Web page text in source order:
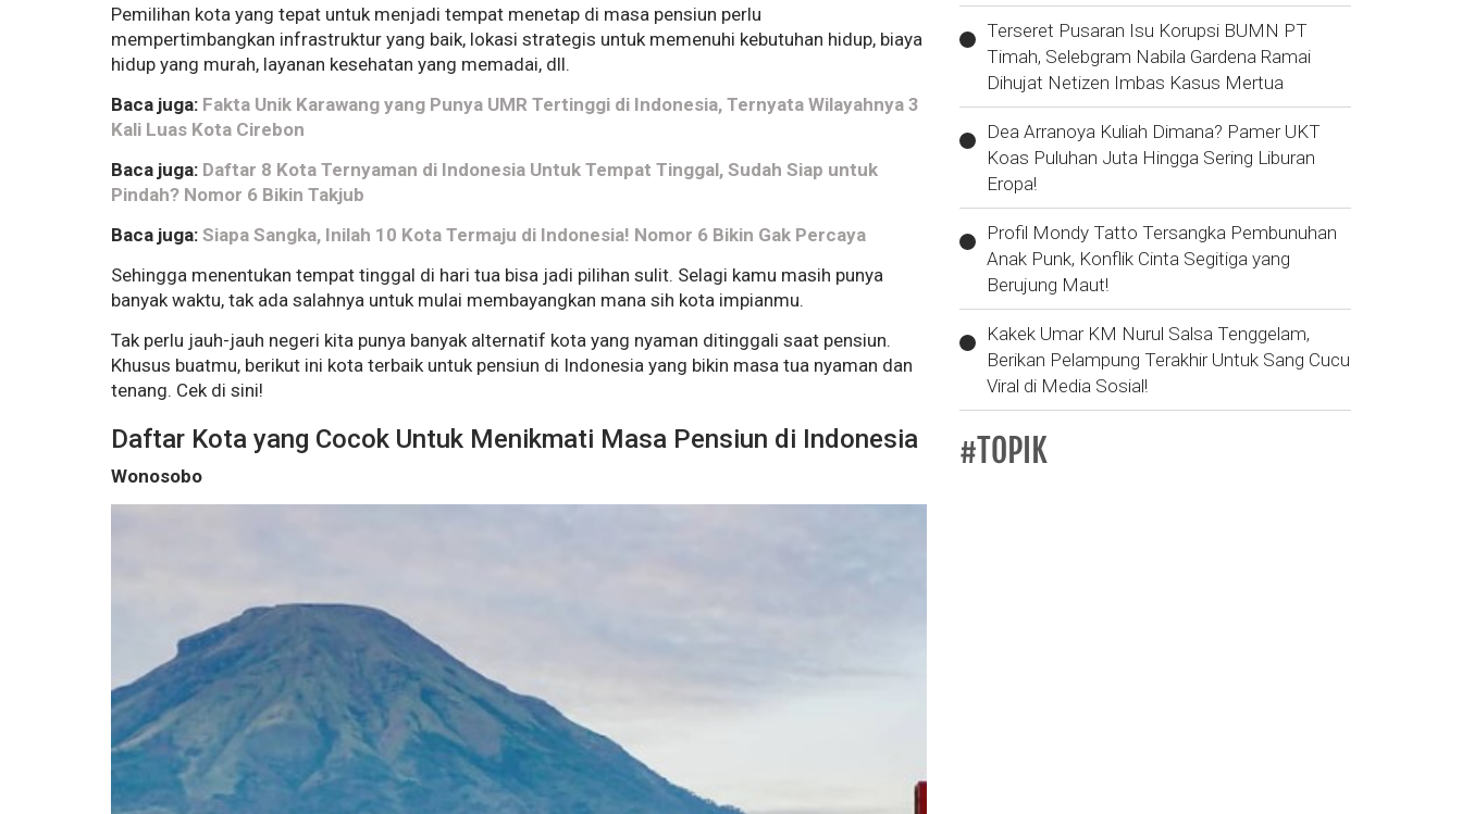
Pemilihan kota yang tepat untuk menjadi tempat menetap di masa pensiun perlu
mempertimbangkan infrastruktur yang baik, lokasi strategis untuk memenuhi kebutuhan hidup, biaya
hidup yang murah, layanan kesehatan yang memadai, dll.
Baca juga: Fakta Unik Karawang yang Punya UMR Tertinggi di Indonesia, Ternyata Wilayahnya 3
Kali Luas Kota Cirebon
Baca juga: Daftar 8 Kota Ternyaman di Indonesia Untuk Tempat Tinggal, Sudah Siap untuk
Pindah? Nomor 6 Bikin Takjub
Baca juga: Siapa Sangka, Inilah 10 Kota Termaju di Indonesia! Nomor 6 Bikin Gak Percaya
Sehingga menentukan tempat tinggal di hari tua bisa jadi pilihan sulit. Selagi kamu masih punya
banyak waktu, tak ada salahnya untuk mulai membayangkan mana sih kota impianmu.
Tak perlu jauh-jauh negeri kita punya banyak alternatif kota yang nyaman ditinggali saat pensiun.
Khusus buatmu, berikut ini kota terbaik untuk pensiun di Indonesia yang bikin masa tua nyaman dan
tenang. Cek di sini!
Daftar Kota yang Cocok Untuk Menikmati Masa Pensiun di Indonesia
Wonosobo
Terseret Pusaran Isu Korupsi BUMN PT
Timah, Selebgram Nabila Gardena Ramai
Dihujat Netizen Imbas Kasus Mertua
Dea Arranoya Kuliah Dimana? Pamer UKT
Koas Puluhan Juta Hingga Sering Liburan
Eropa!
Profil Mondy Tatto Tersangka Pembunuhan
Anak Punk, Konflik Cinta Segitiga yang
Berujung Maut!
Kakek Umar KM Nurul Salsa Tenggelam,
Berikan Pelampung Terakhir Untuk Sang Cucu
Viral di Media Sosial!
#TOPIK